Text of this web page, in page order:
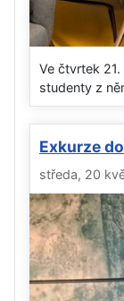
Ve čtvrtek
studenty z
Exkurze
středa, 20